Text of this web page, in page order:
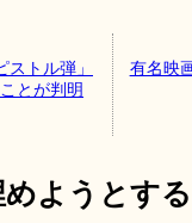
トル弾」
とが判明
有名映
ようとす